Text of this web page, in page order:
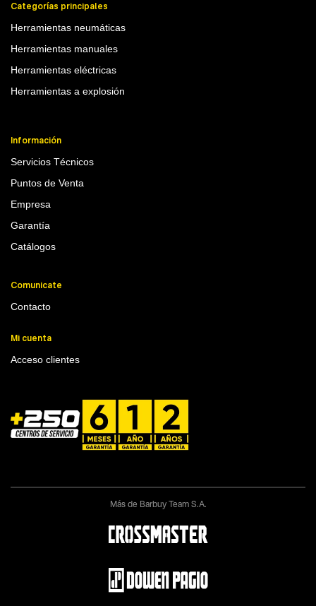
Categorías principales
Herramientas neumáticas
Herramientas manuales
Herramientas eléctricas
Herramientas a explosión
Información
Servicios Técnicos
Puntos de Venta
Empresa
Garantía
Catálogos
Comunicate
Contacto
Mi cuenta
Acceso clientes
Más de Barbuy Team S.A.